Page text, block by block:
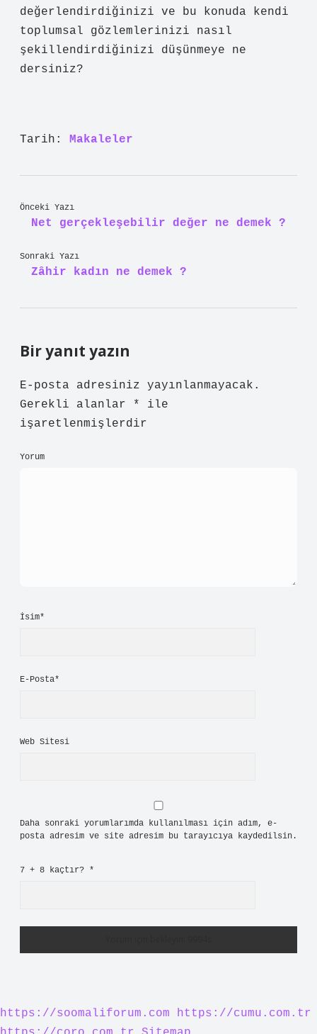
değerlendirdiğinizi ve bu konuda kendi
toplumsal gözlemlerinizi nasıl
şekillendirdiğinizi düşünmeye ne
dersiniz?
Tarih: Makaleler
Önceki Yazı
Net gerçekleşebilir değer ne demek ?
Sonraki Yazı
Zâhir kadın ne demek ?
Bir yanıt yazın
E-posta adresiniz yayınlanmayacak.
Gerekli alanlar
*
ile
işaretlenmişlerdir
Yorum
İsim*
E-Posta*
Web Sitesi
Daha sonraki yorumlarımda kullanılması için adım, e-
posta adresim ve site adresim bu tarayıcıya kaydedilsin.
7 + 8 kaçtır? *
https://soomaliforum.com
https://cumu.com.tr